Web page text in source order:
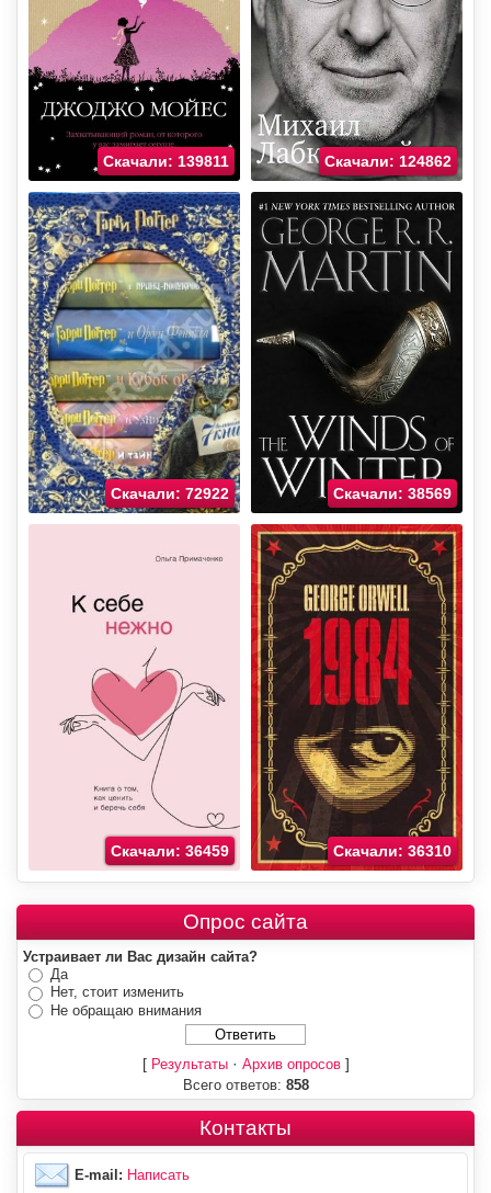
Скачали: 139811 Скачали: 124862
Скачали: 72922 Скачали: 38569
Скачали: 36459 Скачали: 36310
Опрос сайта
Устраивает ли Вас дизайн сайта?
Да
Нет, стоит изменить
Не обращаю внимания
[ Результаты· Архив опросов]
Всего ответов: 858
Контакты
E-mail: Написать